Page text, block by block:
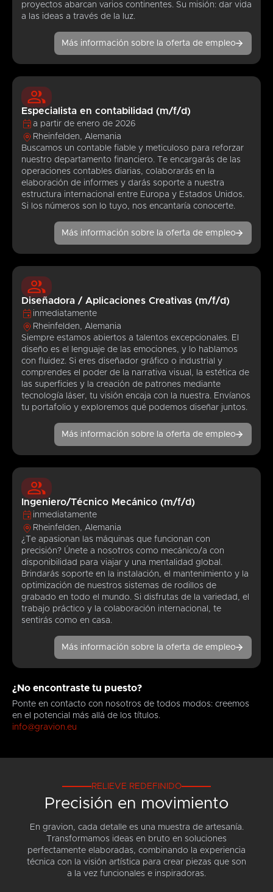
proyectos abarcan varios continentes. Su misión: dar vida
a las ideas a través de la luz.
Más información sobre la oferta de empleo
Especialista en contabilidad (m/f/d)
a partir de enero de 2026
Rheinfelden, Alemania
Buscamos un contable fiable y meticuloso para reforzar
nuestro departamento financiero. Te encargarás de las
operaciones contables diarias, colaborarás en la
elaboración de informes y darás soporte a nuestra
estructura internacional entre Europa y Estados Unidos.
Si los números son lo tuyo, nos encantaría conocerte.
Más información sobre la oferta de empleo
Diseñadora / Aplicaciones Creativas (m/f/d)
inmediatamente
Rheinfelden, Alemania
Siempre estamos abiertos a talentos excepcionales. El
diseño es el lenguaje de las emociones, y lo hablamos
con fluidez. Si eres diseñador gráfico o industrial y
comprendes el poder de la narrativa visual, la estética de
las superficies y la creación de patrones mediante
tecnología láser, tu visión encaja con la nuestra. Envíanos
tu portafolio y exploremos qué podemos diseñar juntos.
Más información sobre la oferta de empleo
Ingeniero/Técnico Mecánico (m/f/d)
inmediatamente
Rheinfelden, Alemania
¿Te apasionan las máquinas que funcionan con
precisión? Únete a nosotros como mecánico/a con
disponibilidad para viajar y una mentalidad global.
Brindarás soporte en la instalación, el mantenimiento y la
optimización de nuestros sistemas de rodillos de
grabado en todo el mundo. Si disfrutas de la variedad, el
trabajo práctico y la colaboración internacional, te
sentirás como en casa.
Más información sobre la oferta de empleo
¿No encontraste tu puesto?
Ponte en contacto con nosotros de todos modos: creemos
en el potencial más allá de los títulos.
info@gravion.eu
RELIEVE REDEFINIDO
Precisión en movimiento
En gravion, cada detalle es una muestra de artesanía.
Transformamos ideas en bruto en soluciones
perfectamente elaboradas, combinando la experiencia
técnica con la visión artística para crear piezas que son
a la vez funcionales e inspiradoras.